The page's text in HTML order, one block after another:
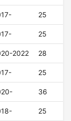
25
25
2022 28
25
36
25